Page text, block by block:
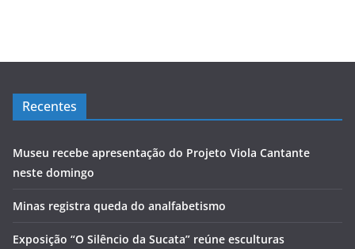
Recentes
Museu recebe apresentação do Projeto Viola Cantante
neste domingo
Minas registra queda do analfabetismo
Exposição “O Silêncio da Sucata” reúne esculturas